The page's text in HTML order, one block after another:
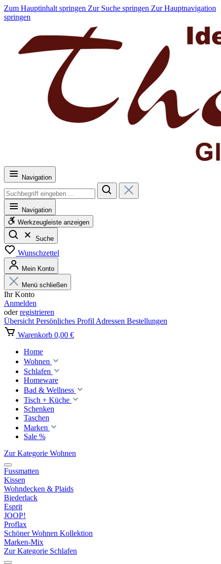
Zum Hauptinhalt springen Zur Suche springen Zur Hauptnavigation
springen
Navigation
Navigation
Werkzeugleiste anzeigen
Suche
Wunschzettel
Mein Konto
Menü schließen
Ihr Konto
Anmelden
oderregistrieren
Übersicht Persönliches Profil Adressen Bestellungen
Warenkorb 0,00 €
Home
Wohnen
Schlafen
Homeware
Bad & Wellness
Tisch + Küche
Schenken
Taschen
Marken
Sale %
Zur Kategorie Wohnen
Fussmatten
Kissen
Wohndecken & Plaids
Biederlack
Esprit
JOOP!
Proflax
Schöner Wohnen Kollektion
Marken-Mix
Zur Kategorie Schlafen